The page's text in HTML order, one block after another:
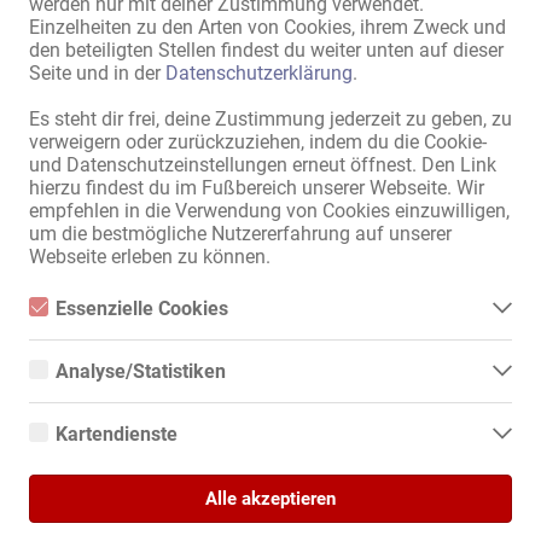
Einzelheiten zu den Arten von Cookies, ihrem Zweck und
den beteiligten Stellen findest du weiter unten auf dieser
Seite und in der Datenschutzerklärung.
Es steht dir frei, deine Zustimmung jederzeit zu geben, zu
verweigern oder zurückzuziehen, indem du die Cookie-
und Datenschutzeinstellungen erneut öffnest. Den Link
hierzu findest du im Fußbereich unserer Webseite. Wir
empfehlen in die Verwendung von Cookies einzuwilligen,
um die bestmögliche Nutzererfahrung auf unserer
Webseite erleben zu können.
Essenzielle Cookies
Essenzielle Cookies sind alle notwendigen Cookies, die für den
ermöglicht werden. Die Webseite kann ohne diese Cookies nicht
Analyse/Statistiken
Analyse- bzw. Statistikcookies sind Cookies, die der Analyse der
Zugriffsstatistiken dienen. Sie helfen den Webseiten-Besitzern zu
Informationen anonym gesammelt und gemeldet werden.
Kartendienste
Wenn Sie Google Maps auf unserer Webseite nutzen, können
Informationen über Ihre Benutzung dieser Seite sowie Ihre IP-
Alle akzeptieren
1 von 1
Sitemap
News